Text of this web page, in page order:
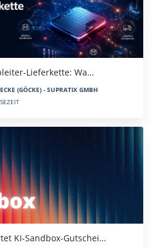
Lieferkette: Wa…
(GÖCKE) - SUPRATIX GMBH
KI-Sandbox-Gutschei…